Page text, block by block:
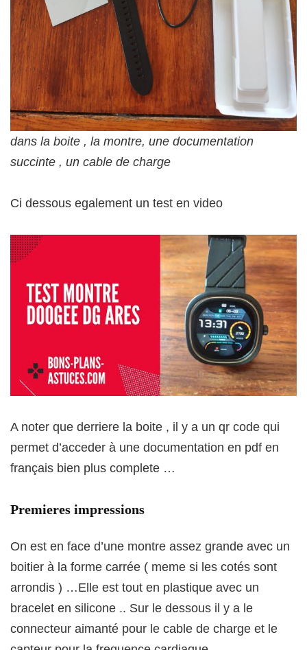
dans la boite , la montre, une documentation
succinte , un cable de charge
Ci dessous egalement un test en video
A noter que derriere la boite , il y a un qr code qui
permet d’acceder à une documentation en pdf en
français bien plus complete …
Premieres impressions
On est en face d’une montre assez grande avec un
boitier à la forme carrée ( meme si les cotés sont
arrondis ) …Elle est tout en plastique avec un
bracelet en silicone .. Sur le dessous il y a le
connecteur aimanté pour le cable de charge et le